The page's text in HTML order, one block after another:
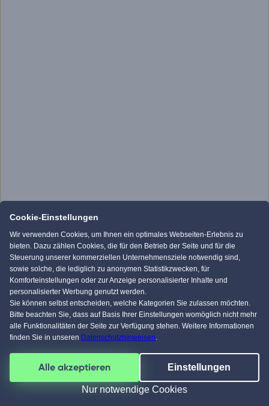
Cookie-Einstellungen
Wir verwenden Cookies, um Ihnen ein optimales Webseiten-Erlebnis zu
bieten. Dazu zählen Cookies, die für den Betrieb der Seite und für die
Steuerung unserer kommerziellen Unternehmensziele notwendig sind,
sowie solche, die lediglich zu anonymen Statistikzwecken, für
Komforteinstellungen oder zur Anzeige personalisierter Inhalte und
personalisierter Werbung genutzt werden.
Sie können selbst entscheiden, welche Kategorien Sie zulassen möchten.
Bitte beachten Sie, dass auf Basis Ihrer Einstellungen womöglich nicht mehr
alle Funktionalitäten der Seite zur Verfügung stehen. Weitere Informationen
finden Sie in unseren Datenschutzhinweisen.
Alle akzeptieren Einstellungen
Nur notwendige Cookies